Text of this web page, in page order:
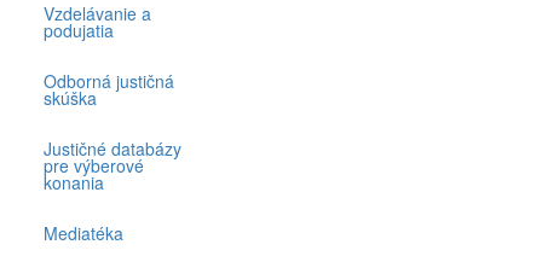
Vzdelávanie a
podujatia
Odborná justičná
skúška
Justičné databázy
pre výberové
konania
Mediatéka